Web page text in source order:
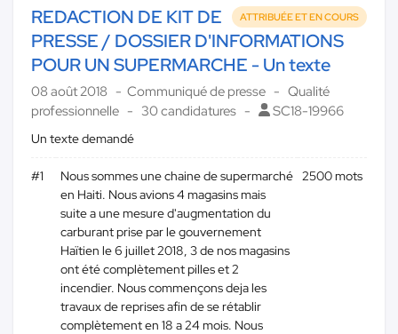
ATTRIBUÉE ET EN COURS
REDACTION DE KIT DE
PRESSE / DOSSIER D'INFORMATIONS
POUR UN SUPERMARCHE - Un texte
08 août 2018 Communiqué de presse
Qualité
professionnelle
30 candidatures SC18-19966
Un texte demandé
#1
Nous sommes une chaine de supermarché
en Haiti. Nous avions 4 magasins mais
suite a une mesure d'augmentation du
carburant prise par le gouvernement
Haïtien le 6 juillet 2018, 3 de nos magasins
ont été complètement pilles et 2
incendier. Nous commençons deja les
travaux de reprises afin de se rétablir
complètement en 18 a 24 mois. Nous
2500 mots